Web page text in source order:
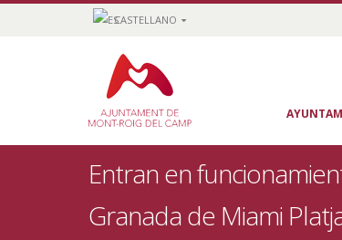
CASTELLANO
Entran en
Granada de Miami